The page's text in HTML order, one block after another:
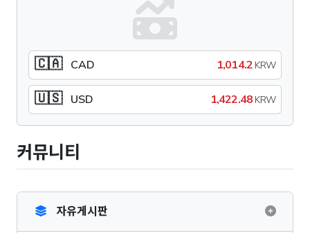
🇨🇦 CAD 1,014.2KRW
🇺🇸 USD 1,422.48KRW
커뮤니티
자유게시판